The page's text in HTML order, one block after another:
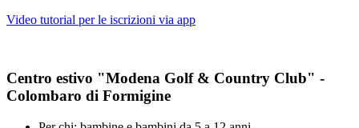
Video tutorial per le iscrizioni via app
Centro estivo "Modena Golf & Country Club" -
Colombaro di Formigine